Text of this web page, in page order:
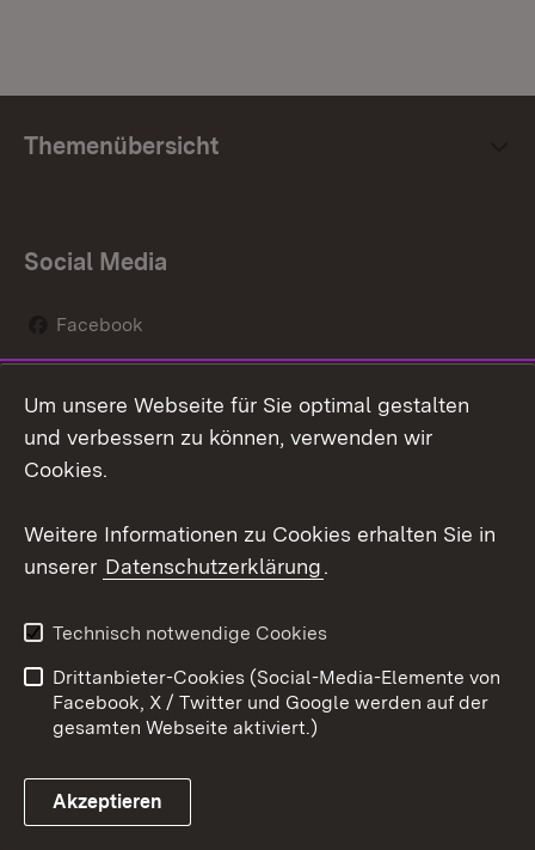
Themenübersicht
Social Media
Facebook
Social Wall
Youtube
Link zum Landesportal
Kontakt
Datenschutz
Barrierefreiheit
Impressum Cookies
Um unsere Webseite für Sie optimal gestalten
und verbessern zu können, verwenden wir
Cookies.
Weitere Informationen zu Cookies erhalten Sie in
unserer Datenschutzerklärung.
Technisch notwendige Cookies
Drittanbieter-Cookies (Social-Media-Elemente von
Facebook, X / Twitter und Google werden auf der
gesamten Webseite aktiviert.)
Akzeptieren